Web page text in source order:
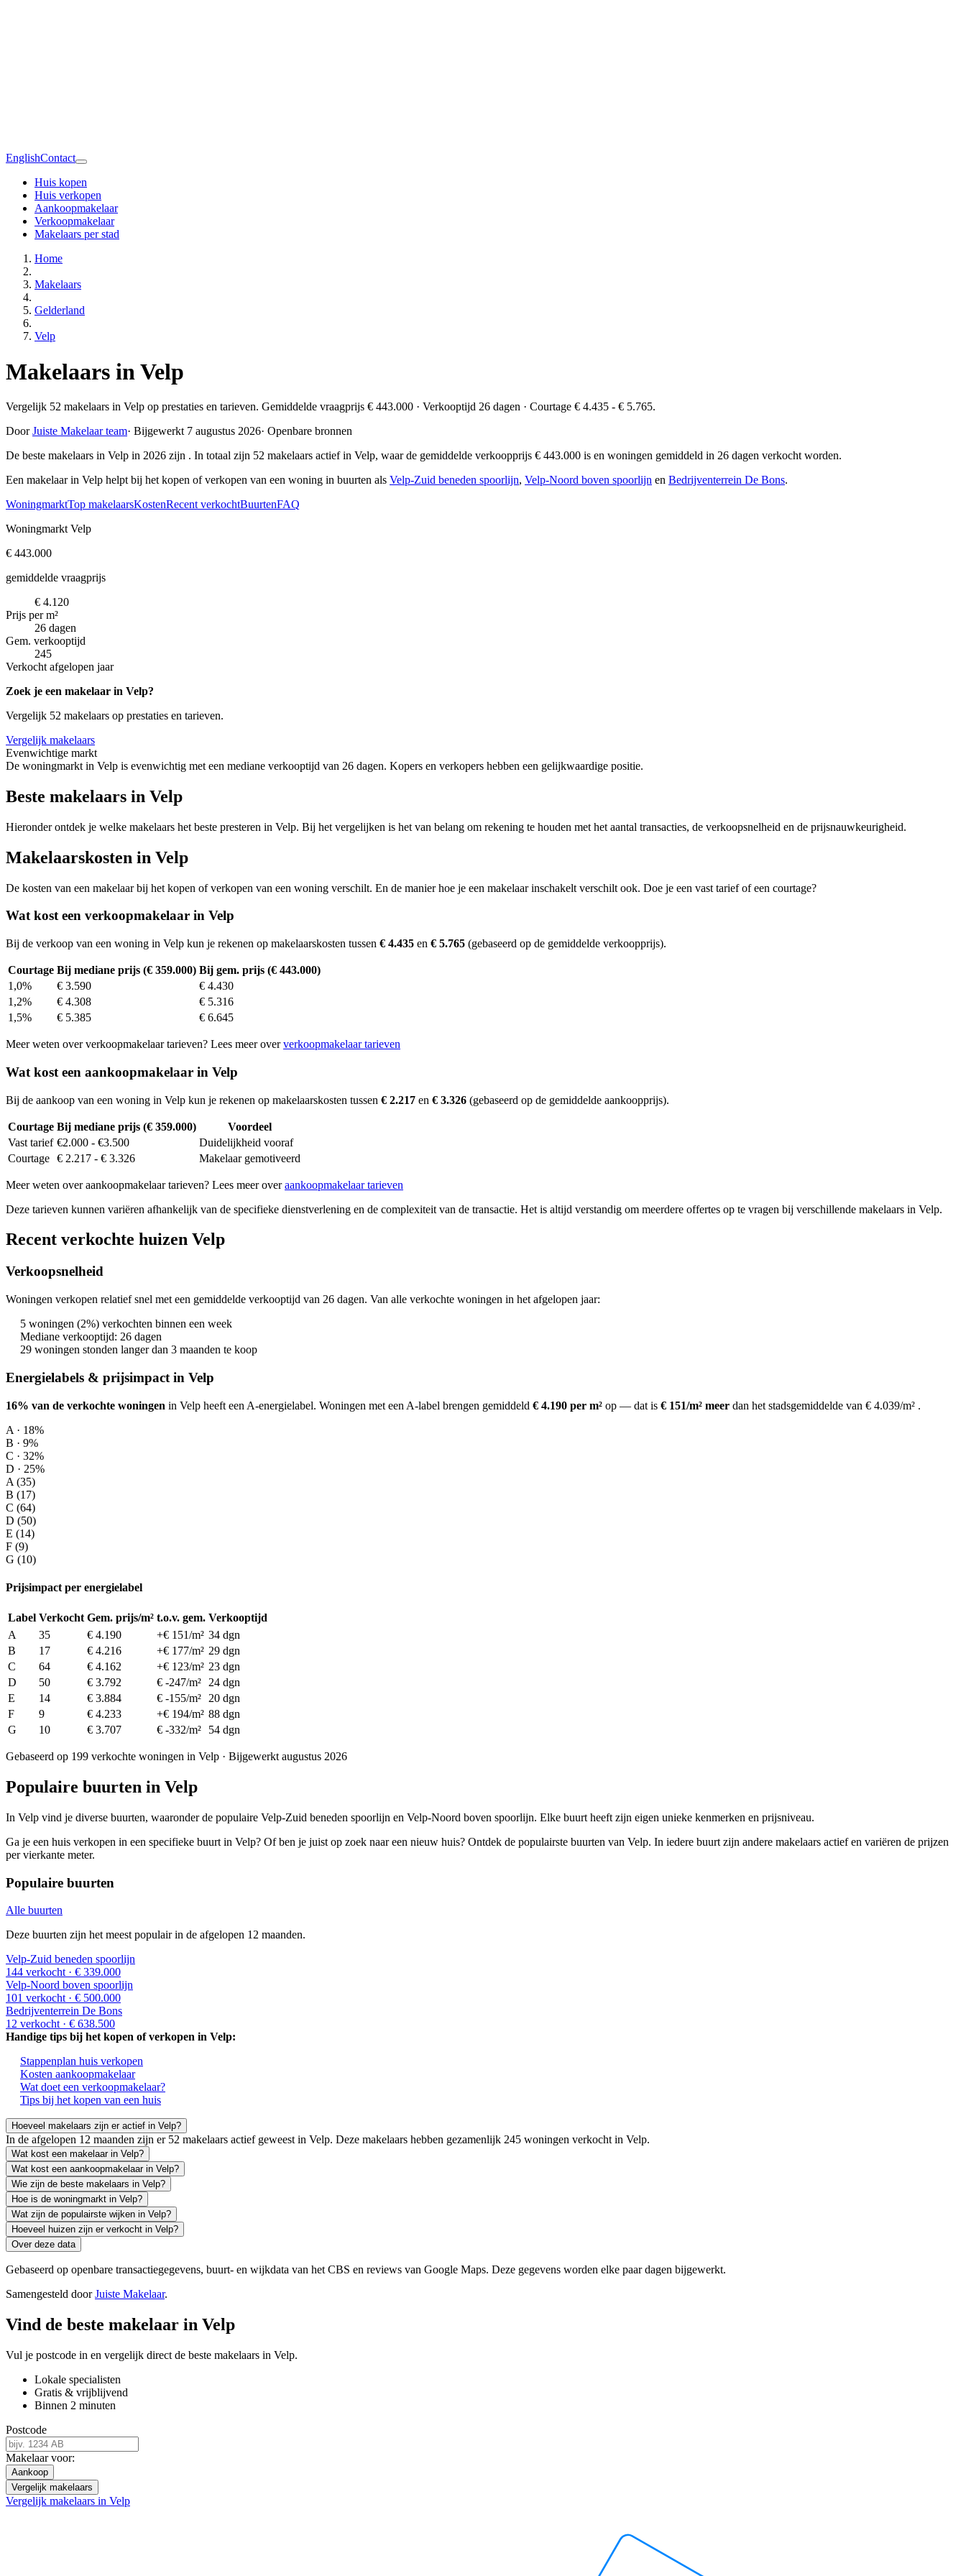
EnglishContact
Huis kopen
Huis verkopen
Aankoopmakelaar
Verkoopmakelaar
Makelaars per stad
Home
Makelaars
Gelderland
Velp
Makelaars in Velp
Vergelijk 52 makelaars in Velp op prestaties en tarieven. Gemiddelde vraagprijs € 443.000 · Verkooptijd 26 dagen · Courtage € 4.435 - € 5.765.
DoorJuiste Makelaar team· Bijgewerkt 7 augustus 2026· Openbare bronnen
De beste makelaars in Velp in 2026 zijn . In totaal zijn 52 makelaars actief in Velp, waar de gemiddelde verkoopprijs € 443.000 is en woningen gemiddeld in 26 dagen verkocht worden.
Een makelaar in Velp helpt bij het kopen of verkopen van een woning in buurten als Velp-Zuid beneden spoorlijn, Velp-Noord boven spoorlijn en Bedrijventerrein De Bons.
WoningmarktTop makelaarsKostenRecent verkochtBuurtenFAQ
Woningmarkt Velp
€ 443.000
gemiddelde vraagprijs
€ 4.120
Prijs per m²
26 dagen
Gem. verkooptijd
245
Verkocht afgelopen jaar
Zoek je een makelaar in Velp?
Vergelijk 52 makelaars op prestaties en tarieven.
Vergelijk makelaars
Evenwichtige markt
De woningmarkt in Velp is evenwichtig met een mediane verkooptijd van 26 dagen. Kopers en verkopers hebben een gelijkwaardige positie.
Beste makelaars in Velp
Hieronder ontdek je welke makelaars het beste presteren in Velp. Bij het vergelijken is het van belang om rekening te houden met het aantal transacties, de verkoopsnelheid en de prijsnauwkeurigheid.
Makelaarskosten in Velp
De kosten van een makelaar bij het kopen of verkopen van een woning verschilt. En de manier hoe je een makelaar inschakelt verschilt ook. Doe je een vast tarief of een courtage?
Wat kost een verkoopmakelaar in Velp
Bij de verkoop van een woning in Velp kun je rekenen op makelaarskosten tussen € 4.435 en € 5.765 (gebaseerd op de gemiddelde verkoopprijs).
Courtage Bij mediane prijs (€ 359.000) Bij gem. prijs (€ 443.000)
1,0%
€ 3.590
€ 4.430
1,2%
€ 4.308
€ 5.316
1,5%
€ 5.385 € 6.645
Meer weten over verkoopmakelaar tarieven? Lees meer oververkoopmakelaar tarieven
Wat kost een aankoopmakelaar in Velp
Bij de aankoop van een woning in Velp kun je rekenen op makelaarskosten tussen € 2.217 en € 3.326 (gebaseerd op de gemiddelde aankoopprijs).
Courtage Bij mediane prijs (€ 359.000)
Voordeel
Vast tarief €2.000 - €3.500
Duidelijkheid vooraf
Courtage € 2.217 - € 3.326 Makelaar gemotiveerd
Meer weten over aankoopmakelaar tarieven? Lees meer overaankoopmakelaar tarieven
Deze tarieven kunnen variëren afhankelijk van de specifieke dienstverlening en de complexiteit van de transactie. Het is altijd verstandig om meerdere offertes op te vragen bij verschillende makelaars in Velp.
Recent verkochte huizen Velp
Verkoopsnelheid
Woningen verkopen relatief snel met een gemiddelde verkooptijd van 26 dagen. Van alle verkochte woningen in het afgelopen jaar:
5 woningen (2%) verkochten binnen een week
Mediane verkooptijd: 26 dagen
29 woningen stonden langer dan 3 maanden te koop
Energielabels & prijsimpact in Velp
16% van de verkochte woningen in Velp heeft een A-energielabel. Woningen met een A-label brengen gemiddeld € 4.190 per m² op — dat is € 151/m² meer dan het stadsgemiddelde van € 4.039/m² .
A · 18%
B · 9%
C · 32%
D · 25%
A (35)
B (17)
C (64)
D (50)
E (14)
F (9)
G (10)
Prijsimpact per energielabel
Label Verkocht Gem. prijs/m² t.o.v. gem. Verkooptijd
A
35 € 4.190 +€ 151/m² 34 dgn
B
17 € 4.216 +€ 177/m² 29 dgn
C
64 € 4.162 +€ 123/m² 23 dgn
D
50 € 3.792 € -247/m²
24 dgn
E
14 € 3.884 € -155/m²
20 dgn
F
9 € 4.233 +€ 194/m² 88 dgn
G
10 € 3.707 € -332/m² 54 dgn
Gebaseerd op 199 verkochte woningen in Velp · Bijgewerkt augustus 2026
Populaire buurten in Velp
In Velp vind je diverse buurten, waaronder de populaire Velp-Zuid beneden spoorlijn en Velp-Noord boven spoorlijn. Elke buurt heeft zijn eigen unieke kenmerken en prijsniveau.
Ga je een huis verkopen in een specifieke buurt in Velp? Of ben je juist op zoek naar een nieuw huis? Ontdek de populairste buurten van Velp. In iedere buurt zijn andere makelaars actief en variëren de prijzen
per vierkante meter.
Populaire buurten
Alle buurten
Deze buurten zijn het meest populair in de afgelopen 12 maanden.
Velp-Zuid beneden spoorlijn
144 verkocht · € 339.000
Velp-Noord boven spoorlijn
101 verkocht · € 500.000
Bedrijventerrein De Bons
12 verkocht · € 638.500
Handige tips bij het kopen of verkopen in Velp:
Stappenplan huis verkopen
Kosten aankoopmakelaar
Wat doet een verkoopmakelaar?
Tips bij het kopen van een huis
Hoeveel makelaars zijn er actief in Velp?
In de afgelopen 12 maanden zijn er 52 makelaars actief geweest in Velp. Deze makelaars hebben gezamenlijk 245 woningen verkocht in Velp.
Wat kost een makelaar in Velp?
Wat kost een aankoopmakelaar in Velp?
Wie zijn de beste makelaars in Velp?
Hoe is de woningmarkt in Velp?
Wat zijn de populairste wijken in Velp?
Hoeveel huizen zijn er verkocht in Velp?
Over deze data
Gebaseerd op openbare transactiegegevens, buurt- en wijkdata van het CBS en reviews van Google Maps. Deze gegevens worden elke paar dagen bijgewerkt.
Samengesteld doorJuiste Makelaar.
Vind de beste makelaar in Velp
Vul je postcode in en vergelijk direct de beste makelaars in Velp.
Lokale specialisten
Gratis & vrijblijvend
Binnen 2 minuten
Postcode
Makelaar voor:
Aankoop
Vergelijk makelaars
Vergelijk makelaars in Velp